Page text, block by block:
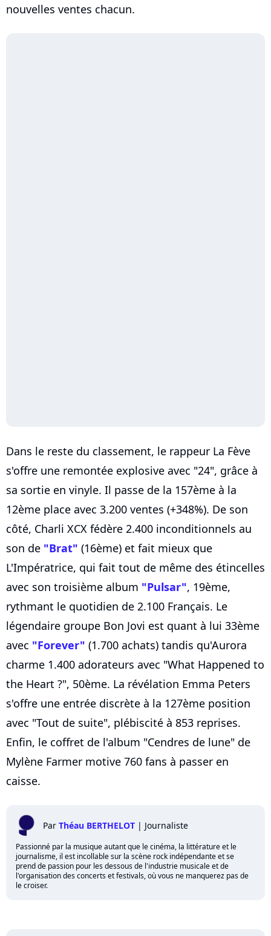
nouvelles ventes chacun.
Dans le reste du classement, le rappeur La Fève
s'offre une remontée explosive avec "24", grâce à
sa sortie en vinyle. Il passe de la 157ème à la
12ème place avec 3.200 ventes (+348%). De son
côté, Charli XCX fédère 2.400 inconditionnels au
son de "Brat" (16ème) et fait mieux que
L'Impératrice, qui fait tout de même des étincelles
avec son troisième album "Pulsar", 19ème,
rythmant le quotidien de 2.100 Français. Le
légendaire groupe Bon Jovi est quant à lui 33ème
avec "Forever" (1.700 achats) tandis qu'Aurora
charme 1.400 adorateurs avec "What Happened to
the Heart ?", 50ème. La révélation Emma Peters
s'offre une entrée discrète à la 127ème position
avec "Tout de suite", plébiscité à 853 reprises.
Enfin, le coffret de l'album "Cendres de lune" de
Mylène Farmer motive 760 fans à passer en
caisse.
Par Théau BERTHELOT | Journaliste
Passionné par la musique autant que le cinéma, la littérature et le
journalisme, il est incollable sur la scène rock indépendante et se
prend de passion pour les dessous de l'industrie musicale et de
l'organisation des concerts et festivals, où vous ne manquerez pas de
le croiser.